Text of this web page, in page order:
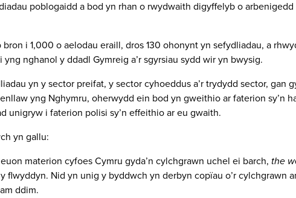
poblogaidd a bod yn rhan o rwydwaith digyffelyb o
i 1,000 o aelodau eraill, dros 130 ohonynt yn sefydliadau, a
nghanol y ddadl Gymreig a’r sgyrsiau sydd wir yn bwysig.
yn y sector preifat, y sector cyhoeddus a’r trydydd sector, gan
yng Nghymru, oherwydd ein bod yn gweithio ar faterion sy’n
unigryw i faterion polisi sy’n effeithio ar eu gwaith.
yn gallu:
materion cyfoes Cymru gyda’n cylchgrawn uchel ei barch, the
flwyddyn. Nid yn unig y byddwch yn derbyn copïau o’r cylchgrawn
ddim.